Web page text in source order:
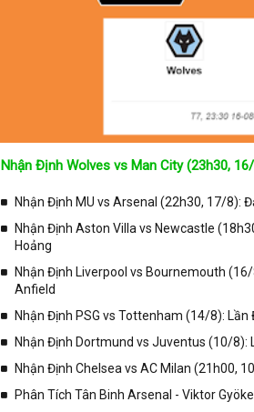
Nhận Định Wolves vs Man City (23h30,
Nhận Định MU vs Arsenal (22h30, 17/8):
Nhận Định Aston Villa vs Newcastle
Hoảng
Nhận Định Liverpool vs Bournemouth
Anfield
Nhận Định PSG vs Tottenham (14/8):
Nhận Định Dortmund vs Juventus (10/8):
Nhận Định Chelsea vs AC Milan (21h00,
Phân Tích Tân Binh Arsenal - Viktor